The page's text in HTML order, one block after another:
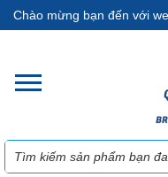
Chào mừng bạn đến với